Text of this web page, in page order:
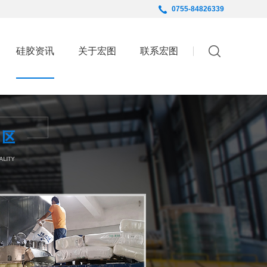
0755-84826339
English
硅胶资讯 关于宏图 联系宏图